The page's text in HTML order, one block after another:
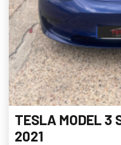
TESLA MODEL 3
2021